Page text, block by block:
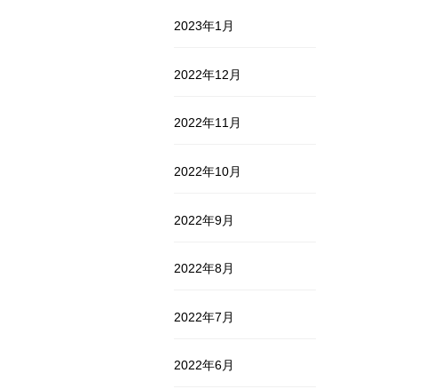
2023年1月
2022年12月
2022年11月
2022年10月
2022年9月
2022年8月
2022年7月
2022年6月